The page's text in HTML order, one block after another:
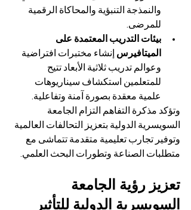
والنمذجة التنبؤية والمحاكاة الرقمية
للمرضى.
بيئات التدريب المعتمدة على
الميتافيرس إنشاء مختبرات افتراضية
وعوالم تدريب ثلاثية الأبعاد تتيح
للمتعلمين استكشاف سيناريوهات
علمية معقدة بصورة آمنة وتفاعلية.
وتؤكد مذكرة التفاهم التزام الجامعة
السويسرية الدولية بتعزيز التحالفات العالمية
وتوفير تجارب تعليمية متقدمة تتماشى مع
متطلبات الصناعة وتطورات البحث العلمي.
تعزيز رؤية الجامعة
السويسرية الدولية للتأثير